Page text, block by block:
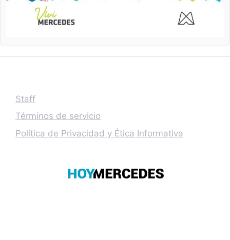
Staff
Términos de servicio
Política de Privacidad y Ética Informativa